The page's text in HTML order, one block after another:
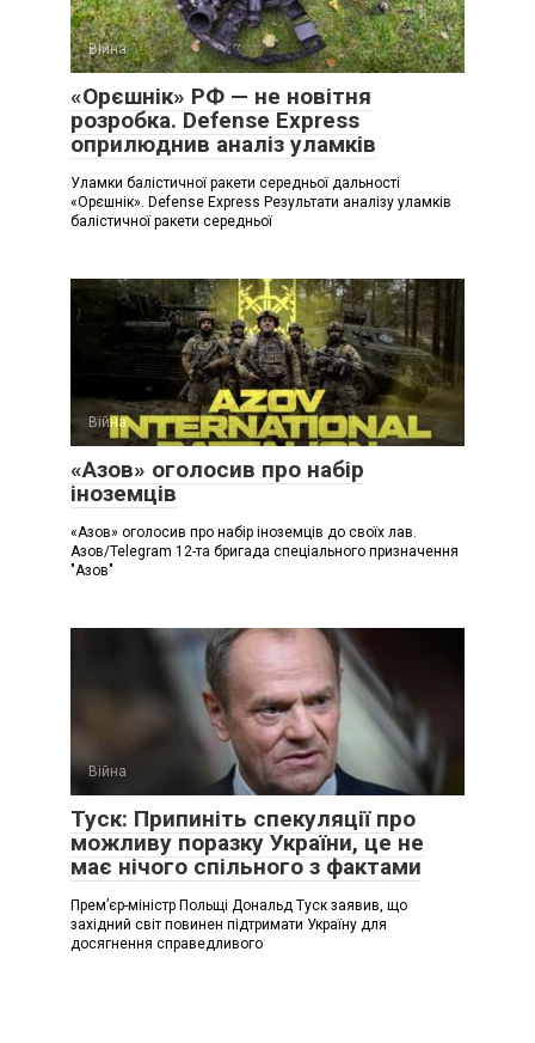
Війна
«Орєшнік» РФ — не новітня
розробка. Defense Express
оприлюднив аналіз уламків
Уламки балістичної ракети середньої дальності
«Орєшнік». Defense Express Результати аналізу уламків
балістичної ракети середньої
Війна
«Азов» оголосив про набір
іноземців
«Азов» оголосив про набір іноземців до своїх лав.
Азов/Telegram 12-та бригада спеціального призначення
"Азов"
Війна
Туск: Припиніть спекуляції про
можливу поразку України, це не
має нічого спільного з фактами
Премʼєр-міністр Польщі Дональд Туск заявив, що
західний світ повинен підтримати Україну для
досягнення справедливого